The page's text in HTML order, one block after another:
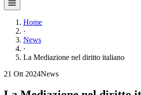
Home
·
News
·
La Mediazione nel diritto italiano
21 Ott 2024News